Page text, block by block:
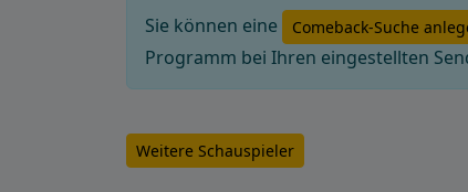
Sie können eine Comeback-Suche
Programm bei Ihren eingestellten
Weitere Schauspieler